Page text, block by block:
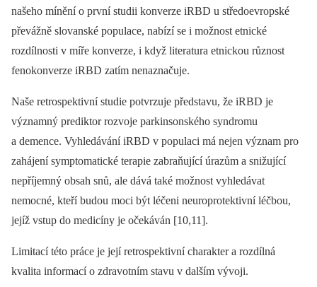
našeho mínění o první studii konverze iRBD u středoevropské
převážně slovanské populace, nabízí se i možnost etnické
rozdílnosti v míře konverze, i když literatura etnickou různost
fenokonverze iRBD zatím nenaznačuje.
Naše retrospektivní studie potvrzuje představu, že iRBD je
významný prediktor rozvoje parkinsonského syndromu
a demence. Vyhledávání iRBD v populaci má nejen význam pro
zahájení symptomatické terapie zabraňující úrazům a snižující
nepříjemný obsah snů, ale dává také možnost vyhledávat
nemocné, kteří budou moci být léčeni neuroprotektivní léčbou,
jejíž vstup do medicíny je očekáván [10,11].
Limitací této práce je její retrospektivní charakter a rozdílná
kvalita informací o zdravotním stavu v dalším vývoji.